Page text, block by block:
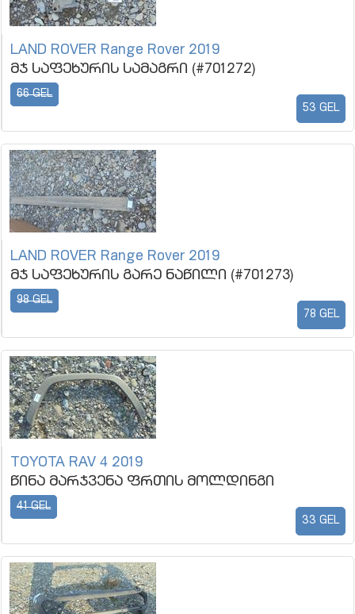
LAND ROVER Range Rover 2019
მჯ საფეხურის სამაგრი (#701272)
66 GEL
53 GEL
LAND ROVER Range Rover 2019
მჯ საფეხურის გარე ნაწილი (#701273)
98 GEL
78 GEL
TOYOTA RAV 4 2019
წინა მარჯვენა ფრთის მოლდინგი
41 GEL
33 GEL